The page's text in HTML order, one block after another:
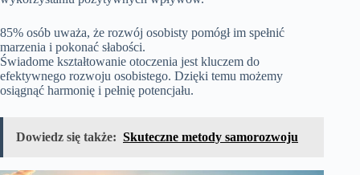
85% osób uważa, że rozwój osobisty pomógł im spełnić
marzenia i pokonać słabości.
Świadome kształtowanie otoczenia jest kluczem do
efektywnego rozwoju osobistego. Dzięki temu możemy
osiągnąć harmonię i pełnię potencjału.
Dowiedz się także: Skuteczne metody samorozwoju